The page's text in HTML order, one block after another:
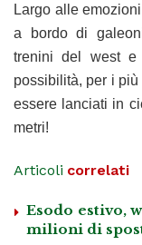
Largo alle
a bordo di
trenini del west e
possibilità, per i
essere lanciati in
metri!
Articoli correlati
Esodo estivo,
milioni di